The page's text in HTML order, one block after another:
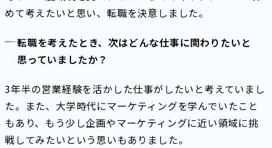
めて考えたいと思い、転職を決意しました。
転職を考えたとき、次はどんな仕事に関わりたいと
思っていましたか？
3年半の営業経験を活かした仕事がしたいと考えていまし
た。また、大学時代にマーケティングを学んでいたこと
もあり、もう少し企画やマーケティングに近い領域に挑
戦してみたいという思いもありました。